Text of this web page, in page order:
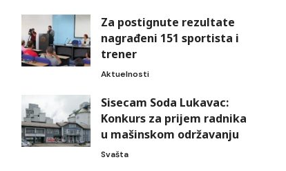
Za postignute rezultate
nagrađeni 151 sportista i
trener
Aktuelnosti
Sisecam Soda Lukavac:
Konkurs za prijem radnika
u mašinskom održavanju
Svašta